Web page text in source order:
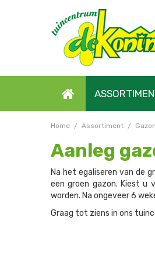
Home Assortiment Gazon
Aanleg
Na het egaliseren van de
een groen gazon. Kiest u
worden. Na ongeveer 6
Graag tot ziens in ons